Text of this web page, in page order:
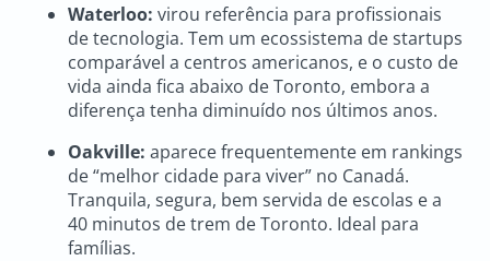
Waterloo: virou referência para profissionais
de tecnologia. Tem um ecossistema de startups
comparável a centros americanos, e o custo de
vida ainda fica abaixo de Toronto, embora a
diferença tenha diminuído nos últimos anos.
Oakville: aparece frequentemente em rankings
de “melhor cidade para viver” no Canadá.
Tranquila, segura, bem servida de escolas e a
40 minutos de trem de Toronto. Ideal para
famílias.